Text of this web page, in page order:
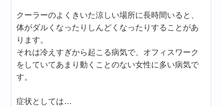
クーラーのよくきいた涼しい場所に長時間いると、
体がダルくなったりしんどくなったりすることがあ
ります。
それは冷えすぎから起こる病気で、オフィスワーク
をしていてあまり動くことのない女性に多い病気で
す。
症状としては…